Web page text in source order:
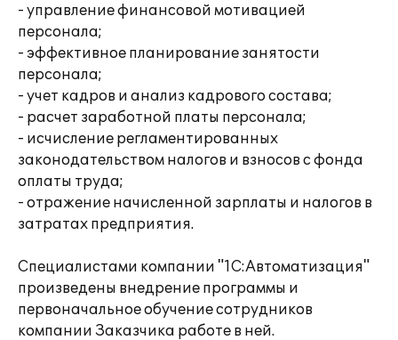
- управление финансовой мотивацией
персонала;
- эффективное планирование занятости
персонала;
- учет кадров и анализ кадрового состава;
- расчет заработной платы персонала;
- исчисление регламентированных
законодательством налогов и взносов с фонда
оплаты труда;
- отражение начисленной зарплаты и налогов в
затратах предприятия.
Специалистами компании "1С:Автоматизация"
произведены внедрение программы и
первоначальное обучение сотрудников
компании Заказчика работе в ней.